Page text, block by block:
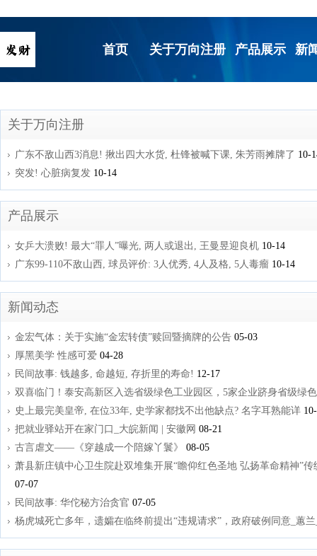
首页 关于万向注册 产品展示 新
关于万向注册
广东不敌山西3消息! 揪出四大水货, 杜锋被喊下课, 朱芳雨摊牌了 10-
突发! 心脏病复发 10-14
产品展示
女乒大溃败! 最大“罪人”曝光, 两人或退出, 王曼昱迎良机 10-14
广东99-110不敌山西, 球员评价: 3人优秀, 4人及格, 5人毒瘤 10-14
新闻动态
金宏气体：关于实施“金宏转债”赎回暨摘牌的公告 05-03
厚黑美学 性感可爱 04-28
民间故事: 钱越多, 命越短, 存折里的寿命! 12-17
双喜临门！泰安高新区入选省级绿色工业园区，5家企业跻身省级绿
史上最完美皇帝, 在位33年, 史学家都找不出他缺点? 名字耳熟能详
把就业驿站开在家门口_大皖新闻 | 安徽网 08-21
古言虐文——《穿越成一个陪嫁丫鬟》
08-05
萧县新庄镇中心卫生院赴双堆集开展“瞻仰红色圣地 弘扬革命精神”
07-07
民间故事: 华佗秘方治贪官 07-05
杨虎城死亡多年，遗孀在临终前提出“违规请求”，政府破例同意_蕙